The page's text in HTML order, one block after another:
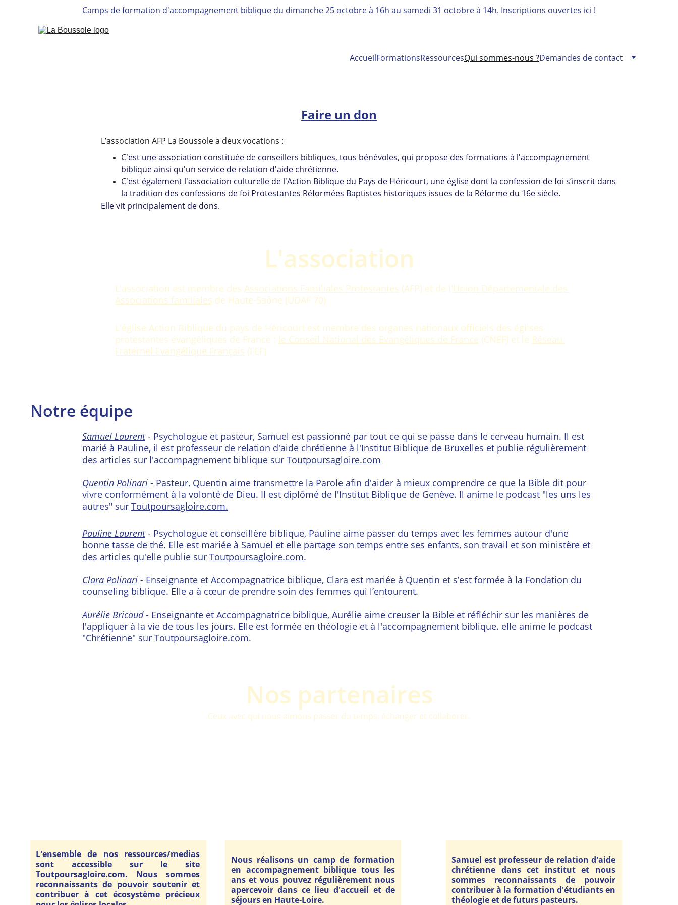
Camps de formation d'accompagnement biblique du dimanche 25 octobre à 16h au samedi 31 octobre à 14h. Inscriptions ouvertes ici !
AccueilFormationsRessourcesQui sommes-nous ?Demandes de contact
Faire un don
L’association AFP La Boussole a deux vocations :
C'est une association constituée de conseillers bibliques, tous bénévoles, qui propose des formations à l'accompagnement
biblique ainsi qu'un service de relation d'aide chrétienne.
C'est également l'association culturelle de l'Action Biblique du Pays de Héricourt, une église dont la confession de foi s’inscrit dans
la tradition des confessions de foi Protestantes Réformées Baptistes historiques issues de la Réforme du 16e siècle.
Elle vit principalement de dons.
L'association est membre des Associations Familiales Protestantes (AFP) et de l'Union Départementale des
Associations familiales de Haute-Saône (UDAF 70)
L'église Action Biblique du pays de Héricourt est membre des organes nationaux officiels des églises
protestantes évangéliques de France : le Conseil National des Evangéliques de France (CNEF) et le Réseau
Fraternel Evangélique Français (FEF)
L'association
Notre équipe
​Samuel Laurent - Psychologue et pasteur, Samuel est passionné par tout ce qui se passe dans le cerveau humain. Il est
marié à Pauline, il est professeur de relation d'aide chrétienne à l'Institut Biblique de Bruxelles et publie régulièrement
des articles sur l'accompagnement biblique sur Toutpoursagloire.com
Quentin Polinari - Pasteur, Quentin aime transmettre la Parole afin d'aider à mieux comprendre ce que la Bible dit pour
vivre conformément à la volonté de Dieu. Il est diplômé de l'Institut Biblique de Genève. Il anime le podcast "les uns les
autres" sur Toutpoursagloire.com.
Pauline Laurent - Psychologue et conseillère biblique, Pauline aime passer du temps avec les femmes autour d'une
bonne tasse de thé. Elle est mariée à Samuel et elle partage son temps entre ses enfants, son travail et son ministère et
des articles qu'elle publie sur Toutpoursagloire.com.
Clara Polinari - Enseignante et Accompagnatrice biblique, Clara est mariée à Quentin et s’est formée à la Fondation du
counseling biblique. Elle a à cœur de prendre soin des femmes qui l’entourent.
Aurélie Bricaud - Enseignante et Accompagnatrice biblique, Aurélie aime creuser la Bible et réfléchir sur les manières de
l'appliquer à la vie de tous les jours. Elle est formée en théologie et à l'accompagnement biblique. elle anime le podcast
"Chrétienne" sur Toutpoursagloire.com.
Nos partenaires
Ceux avec qui nous aimons passer du temps, échanger et collaborer.
L'ensemble de nos ressources/medias
sont accessible sur le site
Toutpoursagloire.com. Nous sommes
reconnaissants de pouvoir soutenir et
contribuer à cet écosystème précieux
Nous réalisons un camp de formation
en accompagnement biblique tous les
ans et vous pouvez régulièrement nous
apercevoir dans ce lieu d'accueil et de
séjours en Haute-Loire.
Samuel est professeur de relation d'aide
chrétienne dans cet institut et nous
sommes reconnaissants de pouvoir
contribuer à la formation d'étudiants en
théologie et de futurs pasteurs.